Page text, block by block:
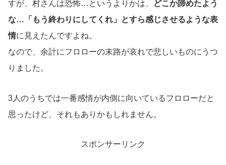
すが、村さんは恐怖…というよりかは、
どこか諦めたよう
な…「もう終わりにしてくれ」とすら感じさせるような表
情に見えたんですよね。
なので、余計にフロローの末路が哀れで悲しいものにうつ
りました。
3人のうちでは一番感情が内側に向いているフロローだと
思ったけど、それもありかもしれません。
スポンサーリンク